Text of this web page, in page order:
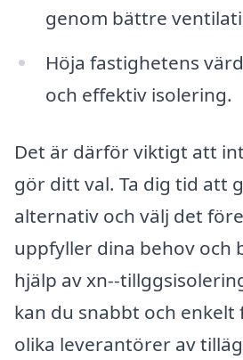
genom bättre
Höja fastighetens
och effektiv isolering.
Det är därför viktigt att
gör ditt val. Ta dig tid att
alternativ och välj det
uppfyller dina behov och
hjälp av xn--
kan du snabbt och enkelt
olika leverantörer av